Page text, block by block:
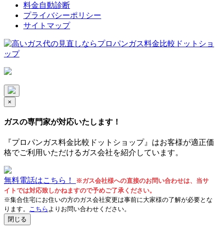
料金自動診断
プライバシーポリシー
サイトマップ
×
ガスの専門家が対応いたします！
『プロパンガス料金比較ドットショップ』はお客様が適正価
格でご利用いただけるガス会社を紹介しています。
無料電話はこちら！
※ガス会社様への直接のお問い合わせは、当サ
イトでは対応致しかねますので予めご了承ください。
※集合住宅にお住いの方のガス会社変更は事前に大家様の了解が必要とな
ります。 こちら よりお問い合わせください。
閉じる